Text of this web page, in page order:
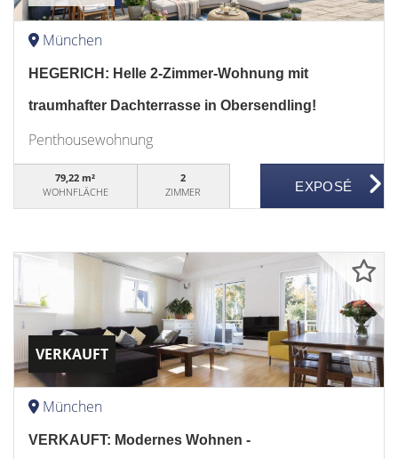
München
HEGERICH: Helle 2-Zimmer-Wohnung mit
traumhafter Dachterrasse in Obersendling!
Penthousewohnung
79,22 m²
WOHNFLÄCHE
2
ZIMMER
VERKAUFT
München
VERKAUFT: Modernes Wohnen -